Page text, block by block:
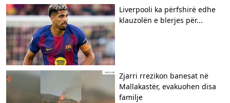
Liverpooli ka përfshirë edhe
klauzolën e blerjes për...
Zjarri rrezikon banesat në
Mallakastër, evakuohen disa
familje